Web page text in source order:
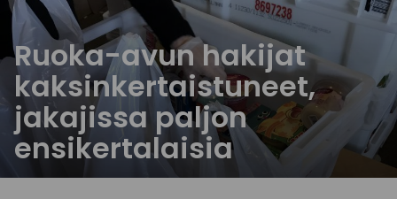
Ruoka-avun hakijat
kaksinkertaistuneet,
jakajissa paljon
ensikertalaisia